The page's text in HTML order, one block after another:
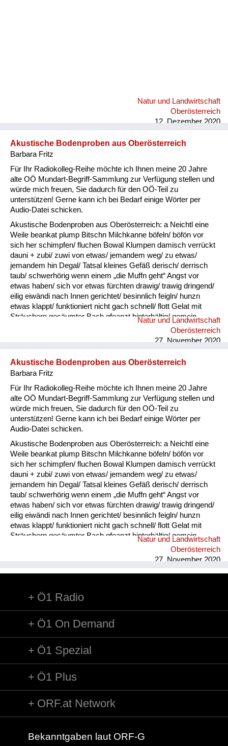
Natur und Landwirtschaft
Oberösterreich
12. Dezember 2020
Akustische Bodenproben aus Oberösterreich
Barbara Fritz
Für Ihr Radiokolleg-Reihe möchte ich Ihnen meine 20 Jahre
alte OÖ Mundart-Begriff-Sammlung zur Verfügung stellen und
würde mich freuen, Sie dadurch für den OÖ-Teil zu
unterstützen! Gerne kann ich bei Bedarf einige Wörter per
Audio-Datei schicken.
Akustische Bodenproben aus Oberösterreich: a Neichtl eine
Weile beankat plump Bitschn Milchkanne böfeln/ böfön vor
sich her schimpfen/ fluchen Bowal Klumpen damisch verrückt
dauni + zubi/ zuwi von etwas/ jemandem weg/ zu etwas/
jemandem hin Degal/ Tatsal kleines Gefäß derisch/ derrisch
taub/ schwerhörig wenn einem „die Muffn geht“ Angst vor
etwas haben/ sich vor etwas fürchten drawig/ trawig dringend/
eilig eiwändi nach Innen gerichtet/ besinnlich feigln/ hunzn
etwas klappt/ funktioniert nicht gach schnell/ flott Gelat mit
Sträuchern gesäumter Bach gfeanzt hinterhältig/ gemein
gnauzn/ gnean jammern Goder Doppelkinn gogatzn
zwitschern griawig nett/ süß Granda Granittrog grawutisch
Bauernhofes, meistens mit Grantiplatten gschamig schüchtern
hantig bitter hawan mit großem Appetit essen heiln Unkraut
jäten hibei + hidau nahe an ...
Natur und Landwirtschaft
Oberösterreich
27. November 2020
Akustische Bodenproben aus Oberösterreich
Barbara Fritz
Für Ihr Radiokolleg-Reihe möchte ich Ihnen meine 20 Jahre
alte OÖ Mundart-Begriff-Sammlung zur Verfügung stellen und
würde mich freuen, Sie dadurch für den OÖ-Teil zu
unterstützen! Gerne kann ich bei Bedarf einige Wörter per
Audio-Datei schicken.
Akustische Bodenproben aus Oberösterreich: a Neichtl eine
Weile beankat plump Bitschn Milchkanne böfeln/ böfön vor
sich her schimpfen/ fluchen Bowal Klumpen damisch verrückt
dauni + zubi/ zuwi von etwas/ jemandem weg/ zu etwas/
jemandem hin Degal/ Tatsal kleines Gefäß derisch/ derrisch
taub/ schwerhörig wenn einem „die Muffn geht“ Angst vor
etwas haben/ sich vor etwas fürchten drawig/ trawig dringend/
eilig eiwändi nach Innen gerichtet/ besinnlich feigln/ hunzn
etwas klappt/ funktioniert nicht gach schnell/ flott Gelat mit
Sträuchern gesäumter Bach gfeanzt hinterhältig/ gemein
gnauzn/ gnean jammern Goder Doppelkinn gogatzn
zwitschern griawig nett/ süß Granda Granittrog grawutisch
jäten hibei + hidau nahe an ...
Natur und Landwirtschaft
Oberösterreich
27. November 2020
Ö1 Radio
Ö1 On Demand
Ö1 Spezial
Ö1 Plus
ORF.at Network
Bekanntgaben laut ORF-G